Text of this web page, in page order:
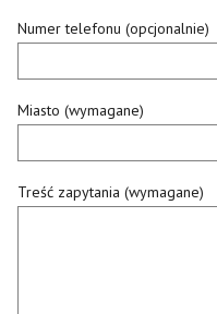
Numer telefonu (opcjonalnie)
Miasto (wymagane)
Treść zapytania (wymagane)